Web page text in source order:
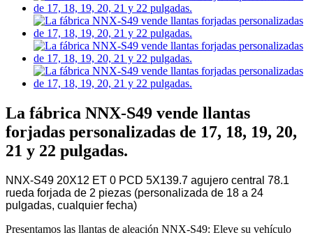
La fábrica NNX-S49 vende llantas
forjadas personalizadas de 17, 18, 19, 20,
21 y 22 pulgadas.
NNX-S49 20X12 ET 0 PCD 5X139.7 agujero central 78.1
rueda forjada de 2 piezas (personalizada de 18 a 24
pulgadas, cualquier fecha)
Presentamos las llantas de aleación NNX-S49: Eleve su vehículo